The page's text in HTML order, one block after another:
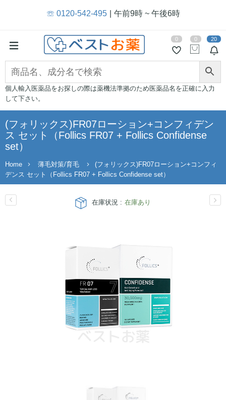
☏ 0120-542-495 午前9時 ~ 午後6時
20
0 0
個人輸入医薬品をお探しの際は薬機法準拠のため医薬品名を正確に入力
して下さい。
(フォリックス)FR07ローション+コンフィデン
ス セット（Follics FR07 + Follics Confidense
set）
Home 薄毛対策/育毛
(フォリックス)FR07ローション+コンフィ
デンス セット（Follics FR07 + Follics Confidense set）
在庫状況 : 在庫あり